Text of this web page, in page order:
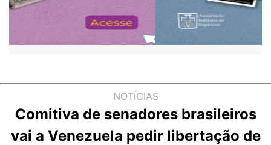
NOTÍCIAS
Comitiva de senadores brasileiros
vai a Venezuela pedir libertação de